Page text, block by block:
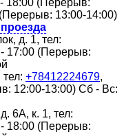
18:00 (Перерыв:
13:00-14:00)
д. 1, тел:
17:00 (Перерыв:
+78412224679,
12:00-13:00) Сб - Вс:
6А, к. 1, тел:
18:00 (Перерыв: